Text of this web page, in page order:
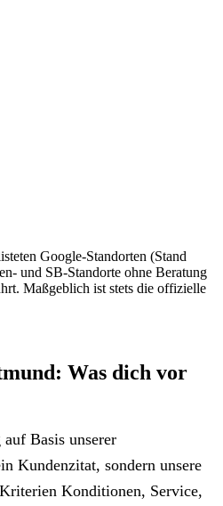
Google-Standorten (Stand
und SB-Standorte ohne Beratung
Maßgeblich ist stets die offizielle
Was dich vor
Basis unserer
Kundenzitat, sondern unsere
Konditionen, Service,